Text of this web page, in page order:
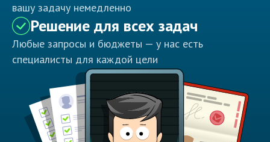
вашу задачу немедленно
Решение для всех задач
Любые запросы и бюджеты — у нас есть
специалисты для каждой цели